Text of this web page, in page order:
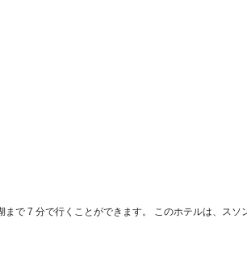
で 7 分で行くことができます。 このホテルは、スソ